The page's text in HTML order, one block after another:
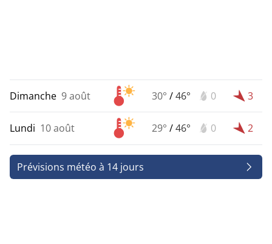
Dimanche 9 août 30° /46° 0 3
Lundi 10 août 29° /46° 0 2
Prévisions météo à 14 jours